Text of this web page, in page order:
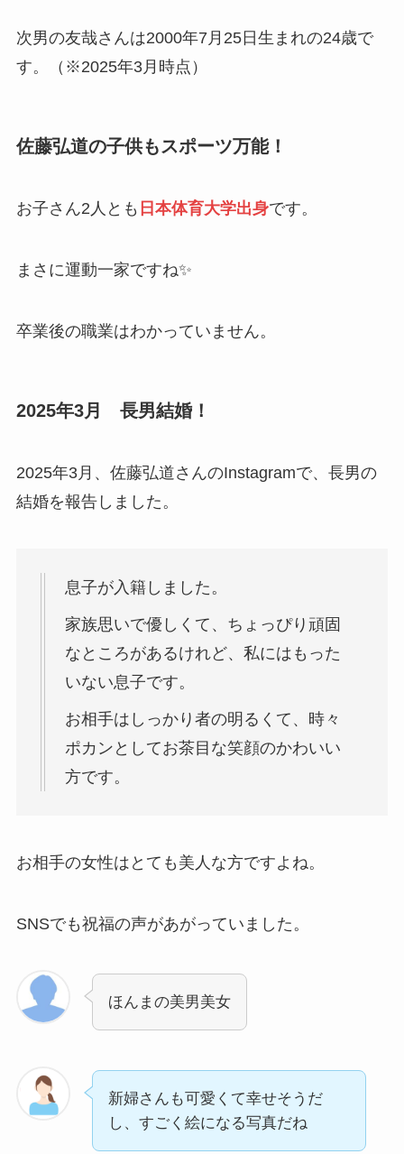
次男の友哉さんは2000年7月25日生まれの24歳で
す。（※2025年3月時点）
佐藤弘道の子供もスポーツ万能！
お子さん2人とも 日本体育大学出身です。
まさに運動一家ですね✨
卒業後の職業はわかっていません。
2025年3月 長男結婚！
2025年3月、佐藤弘道さんのInstagramで、長男の
結婚を報告しました。
息子が入籍しました。
家族思いで優しくて、ちょっぴり頑固
なところがあるけれど、私にはもった
いない息子です。
お相手はしっかり者の明るくて、時々
ポカンとしてお茶目な笑顔のかわいい
方です。
お相手の女性はとても美人な方ですよね。
SNSでも祝福の声があがっていました。
ほんまの美男美女️
新婦さんも可愛くて幸せそうだ
し、すごく絵になる写真だね